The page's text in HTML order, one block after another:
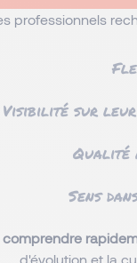
professionnels
Visibilité sur
Qualité
Sens
comprendre
d'évolution et la